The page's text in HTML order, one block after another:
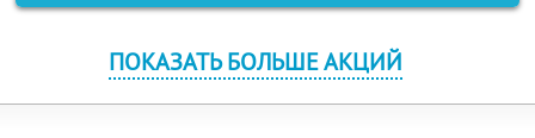
ПОКАЗАТЬ БОЛЬШЕ АКЦИЙ